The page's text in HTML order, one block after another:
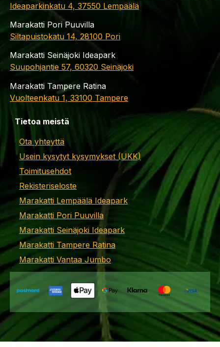
Ideaparkinkatu 4, 37550 Lempäälä
Marakatti Pori Puuvilla
Siltapuistokatu 14, 28100 Pori
Marakatti Seinäjoki Ideapark
Suupohjantie 57, 60320 Seinäjoki
Marakatti Tampere Ratina
Vuolteenkatu 1, 33100 Tampere
Tietoa meistä
Ota yhteyttä
Usein kysytyt kysymykset (UKK)
Toimitusehdot
Rekisteriseloste
Marakatti Lempäälä Ideapark
Marakatti Pori Puuvilla
Marakatti Seinäjoki Ideapark
Marakatti Tampere Ratina
Marakatti Vantaa Jumbo